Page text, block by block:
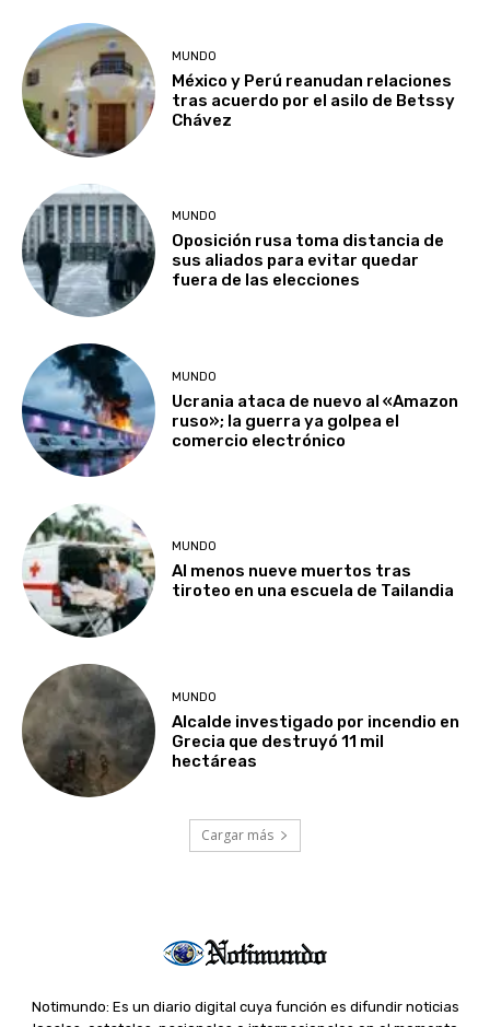
MUNDO
México y Perú reanudan relaciones
tras acuerdo por el asilo de Betssy
Chávez
MUNDO
Oposición rusa toma distancia de
sus aliados para evitar quedar
fuera de las elecciones
MUNDO
Ucrania ataca de nuevo al «Amazon
ruso»; la guerra ya golpea el
comercio electrónico
MUNDO
Al menos nueve muertos tras
tiroteo en una escuela de Tailandia
MUNDO
Alcalde investigado por incendio en
Grecia que destruyó 11 mil
hectáreas
Cargar más
Notimundo: Es un diario digital cuya función es difundir noticias